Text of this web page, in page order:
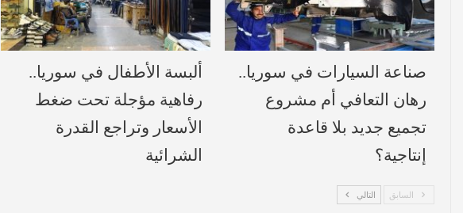
صناعة السيارات في سوريا..
رهان التعافي أم مشروع
تجميع جديد بلا قاعدة
إنتاجية؟
ألبسة الأطفال في سوريا..
رفاهية مؤجلة تحت ضغط
الأسعار وتراجع القدرة
الشرائية
السابق التالي